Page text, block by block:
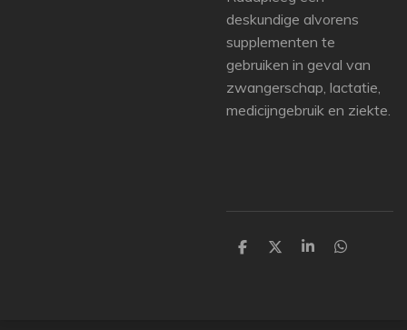
deskundige alvorens
supplementen te
gebruiken in geval van
zwangerschap, lactatie,
medicijngebruik en ziekte.
P
P
P
P